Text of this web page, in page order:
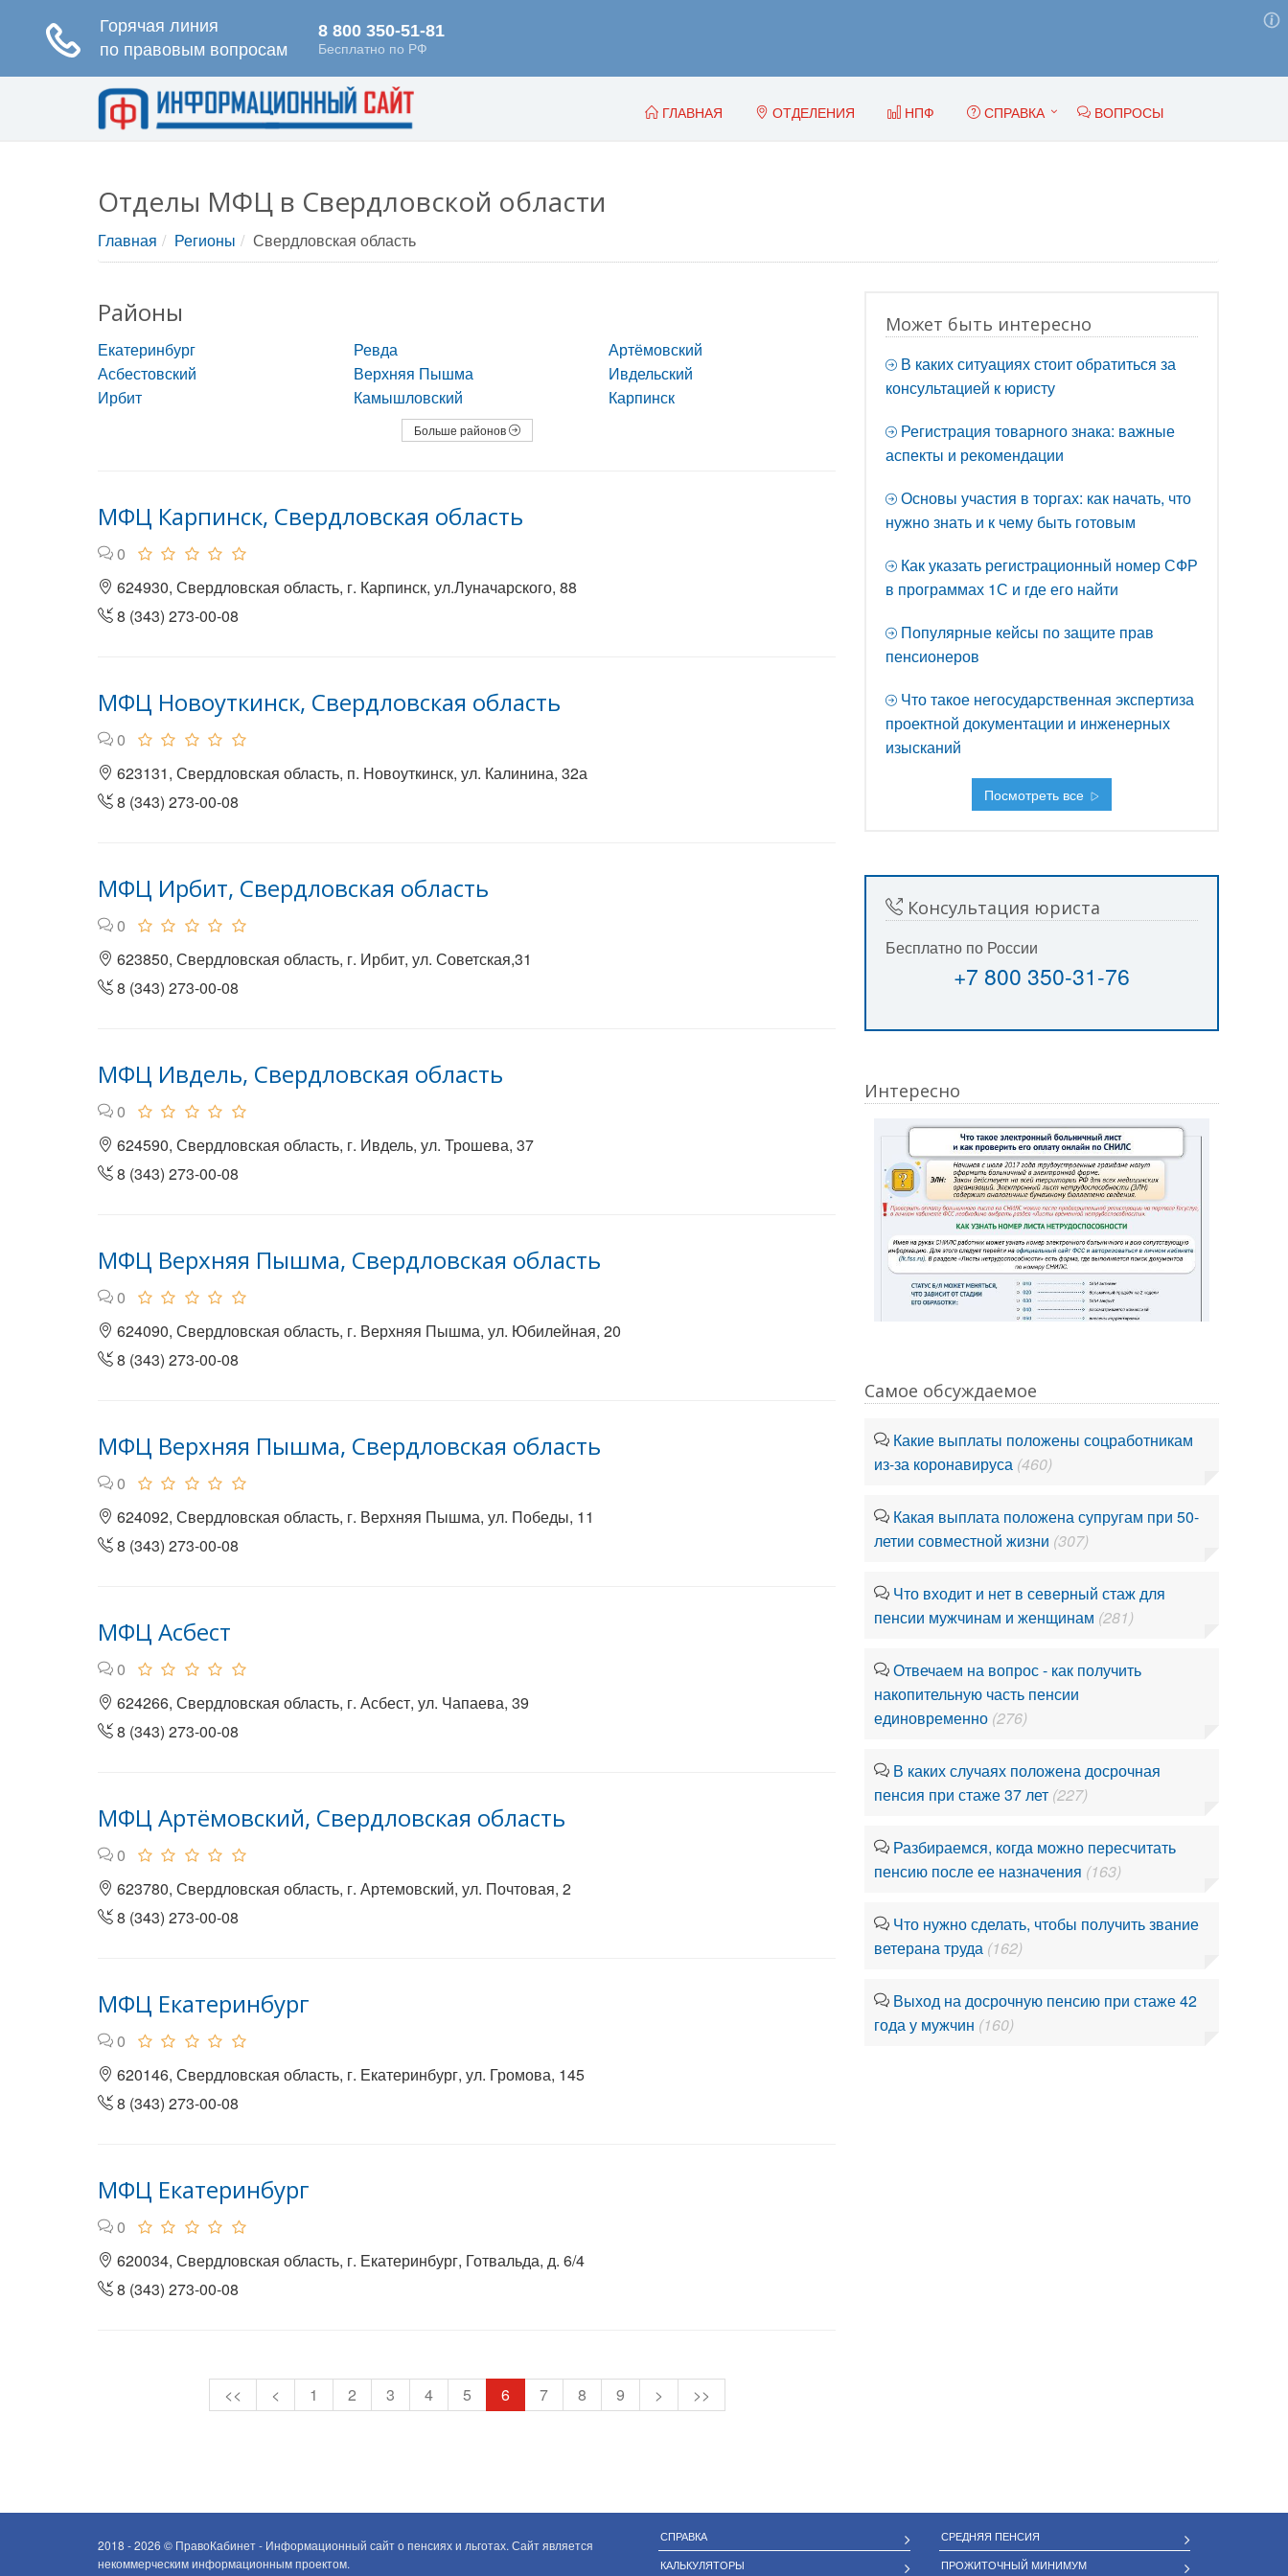
ГЛАВНАЯ ОТДЕЛЕНИЯ НПФ СПРАВКА ВОПРОСЫ
Отделы МФЦ в Свердловской области
Главная Регионы Свердловская область
Районы
Екатеринбург Ревда
Артёмовский
Асбестовский
Верхняя Пышма
Ивдельский
Ирбит
Камышловский Карпинск
Больше районов
МФЦ Карпинск, Свердловская область
0
624930, Свердловская область, г. Карпинск, ул.Луначарского, 88
8 (343) 273-00-08
МФЦ Новоуткинск, Свердловская область
0
623131, Свердловская область, п. Новоуткинск, ул. Калинина, 32а
8 (343) 273-00-08
МФЦ Ирбит, Свердловская область
0
623850, Свердловская область, г. Ирбит, ул. Советская,31
8 (343) 273-00-08
МФЦ Ивдель, Свердловская область
0
624590, Свердловская область, г. Ивдель, ул. Трошева, 37
8 (343) 273-00-08
МФЦ Верхняя Пышма, Свердловская область
0
624090, Свердловская область, г. Верхняя Пышма, ул. Юбилейная, 20
8 (343) 273-00-08
МФЦ Верхняя Пышма, Свердловская область
0
624092, Свердловская область, г. Верхняя Пышма, ул. Победы, 11
8 (343) 273-00-08
МФЦ Асбест
0
624266, Свердловская область, г. Асбест, ул. Чапаева, 39
8 (343) 273-00-08
МФЦ Артёмовский, Свердловская область
0
623780, Свердловская область, г. Артемовский, ул. Почтовая, 2
8 (343) 273-00-08
МФЦ Екатеринбург
0
620146, Свердловская область, г. Екатеринбург, ул. Громова, 145
8 (343) 273-00-08
МФЦ Екатеринбург
0
620034, Свердловская область, г. Екатеринбург, Готвальда, д. 6/4
8 (343) 273-00-08
<< < 1 2 3 4 5 6 7 8 9 > >>
Может быть интересно
В каких ситуациях стоит обратиться за
консультацией к юристу
Регистрация товарного знака: важные
аспекты и рекомендации
Основы участия в торгах: как начать, что
нужно знать и к чему быть готовым
Как указать регистрационный номер СФР
в программах 1С и где его найти
Популярные кейсы по защите прав
пенсионеров
Что такое негосударственная экспертиза
проектной документации и инженерных
изысканий
Посмотреть все
Консультация юриста
Бесплатно по России
+7 800 350-31-76
Интересно
Самое обсуждаемое
Какие выплаты положены соцработникам
из-за коронавируса (460)
Какая выплата положена супругам при 50-
летии совместной жизни (307)
Что входит и нет в северный стаж для
пенсии мужчинам и женщинам (281)
Отвечаем на вопрос - как получить
накопительную часть пенсии
единовременно (276)
В каких случаях положена досрочная
пенсия при стаже 37 лет (227)
Разбираемся, когда можно пересчитать
пенсию после ее назначения (163)
Что нужно сделать, чтобы получить звание
ветерана труда (162)
Выход на досрочную пенсию при стаже 42
года у мужчин (160)
2018 - 2026 © ПравоКабинет - Информационный сайт о пенсиях и льготах. Сайт является
некоммерческим информационным проектом.
СПРАВКА
КАЛЬКУЛЯТОРЫ
СРЕДНЯЯ ПЕНСИЯ
ПРОЖИТОЧНЫЙ МИНИМУМ